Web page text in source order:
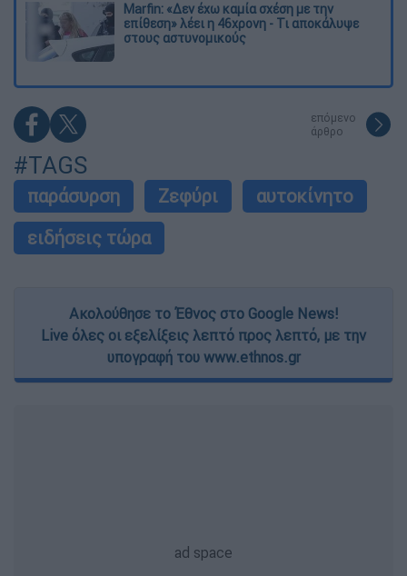
Marfin: «Δεν έχω καμία σχέση με την
επίθεση» λέει η 46χρονη - Τι αποκάλυψε
στους αστυνομικούς
επόμενο
άρθρο
#TAGS
παράσυρση Ζεφύρι
αυτοκίνητο
ειδήσεις τώρα
Ακολούθησε το Έθνος στο Google News!
Live όλες οι εξελίξεις λεπτό προς λεπτό, με την
υπογραφή του www.ethnos.gr